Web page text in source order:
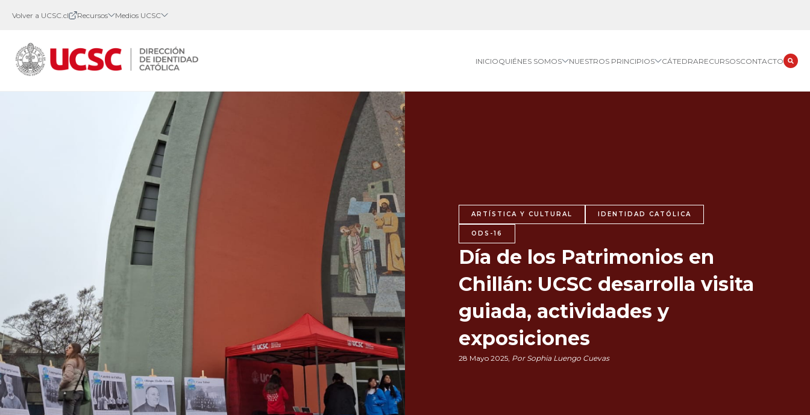
Volver a UCSC.cl Recursos Medios UCSC
INICIOQUIÉNES SOMOS NUESTROS PRINCIPIOS CÁTEDRARECURSOSCONTACTO
ARTÍSTICA Y CULTURAL IDENTIDAD CATÓLICA
ODS-16
Día de los Patrimonios en
Chillán: UCSC desarrolla visita
guiada, actividades y
exposiciones
28 Mayo 2025, Por Sophia Luengo Cuevas